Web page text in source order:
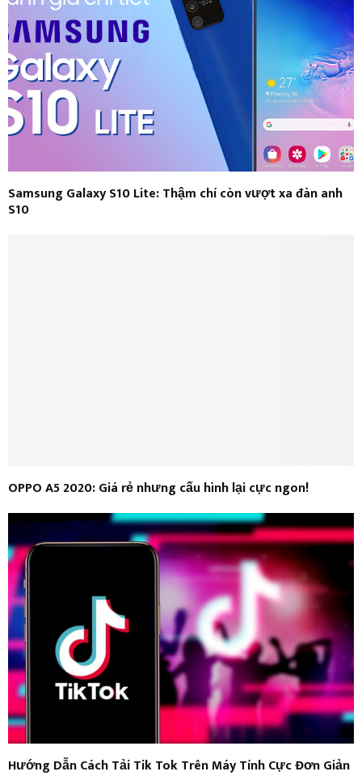
Samsung Galaxy S10 Lite: Thậm chí còn vượt xa đàn anh
S10
OPPO A5 2020: Giá rẻ nhưng cấu hình lại cực ngon!
Hướng Dẫn Cách Tải Tik Tok Trên Máy Tính Cực Đơn Giản